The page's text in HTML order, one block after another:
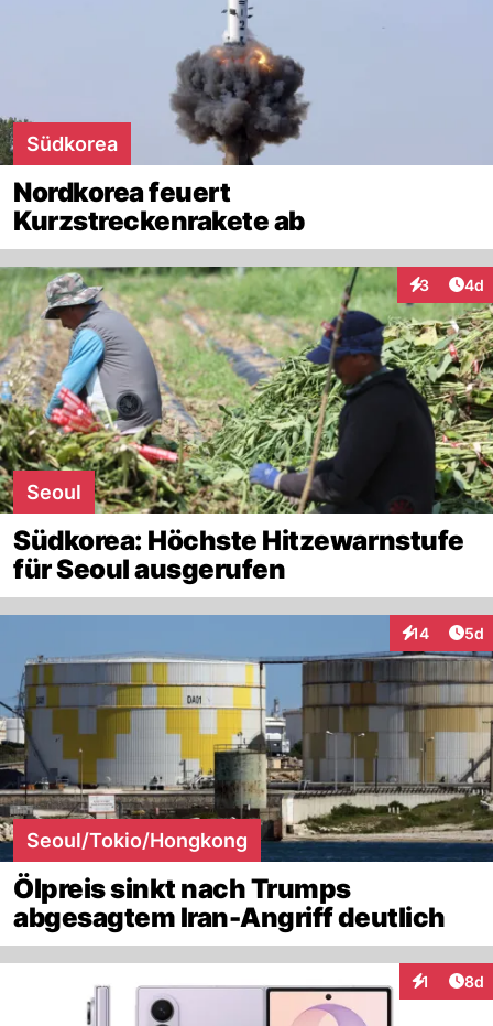
Südkorea
Nordkorea feuert
Kurzstreckenrakete ab
3 4d
Seoul
Südkorea: Höchste Hitzewarnstufe
für Seoul ausgerufen
14
Interaktionen
5d
Seoul/Tokio/Hongkong
Ölpreis sinkt nach Trumps
abgesagtem Iran-Angriff deutlich
1 8d